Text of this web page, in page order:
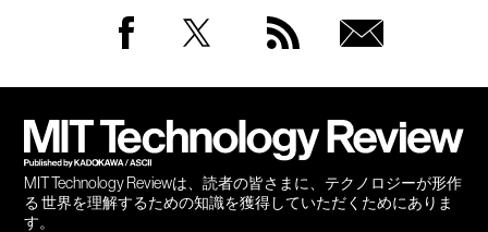
MIT Technology Reviewは、読者の皆さまに、テクノロジーが形作
る 世界を理解するための知識を獲得していただくためにありま
す。